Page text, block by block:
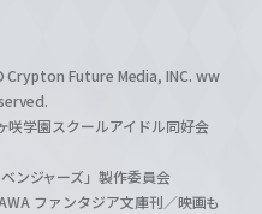
Future Media, INC. ww
学園スクールアイドル同好会
ンジャーズ」製作委員会
ファンタジア文庫刊／映画も